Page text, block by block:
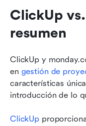
ClickUp
resumen
ClickUp y
en gestión de
características
introducción de lo
ClickUp